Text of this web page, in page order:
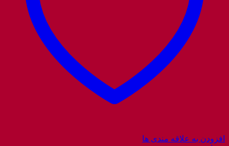
افزودن به علاقه مندی ها